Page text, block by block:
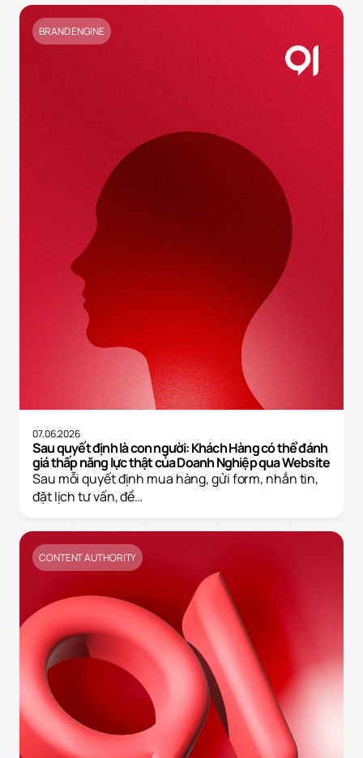
BRAND ENGINE
07.06.2026
Sau quyết định là con người: Khách Hàng có thể đánh
giá thấp năng lực thật của Doanh Nghiệp qua Website
Sau mỗi quyết định mua hàng, gửi form, nhắn tin,
đặt lịch tư vấn, đề…
CONTENT AUTHORITY